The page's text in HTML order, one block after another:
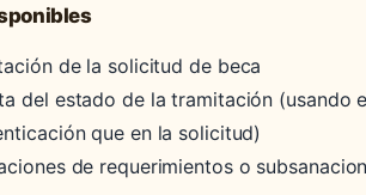
de la solicitud de beca
del estado de la tramitación (usando
que en la solicitud)
de requerimientos o